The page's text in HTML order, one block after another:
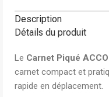
Description
Détails du produit
Le Carnet Piqué
carnet compact et
rapide en déplacement.